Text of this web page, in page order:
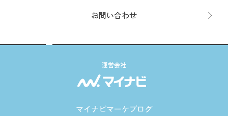
お問い合わせ
運営会社
マイナビマーケブログ